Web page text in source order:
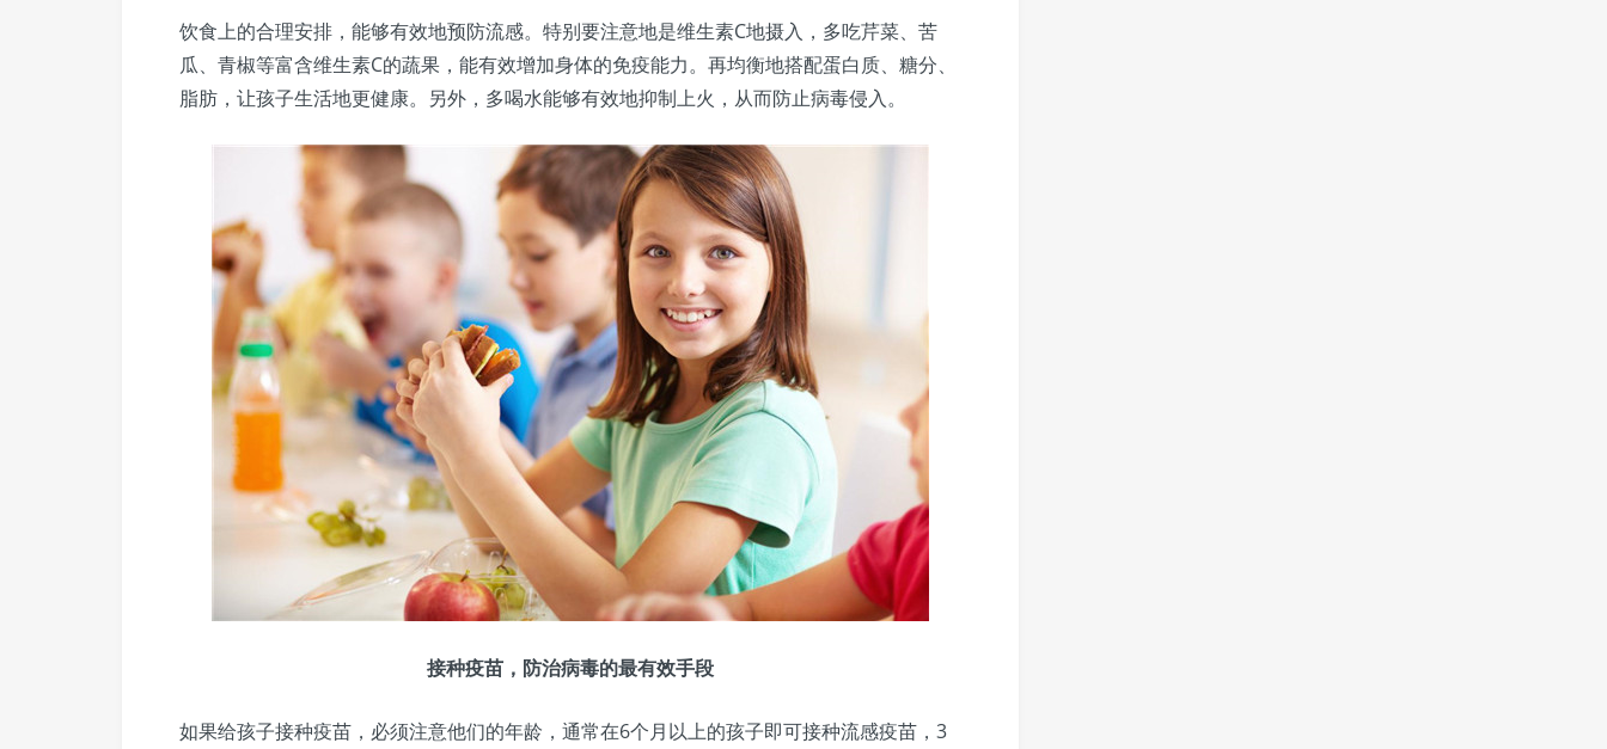
饮食上的合理安排，能够有效地预防流感。特别要注意地是维生素C地摄入，多吃芹菜、苦
瓜、青椒等富含维生素C的蔬果，能有效增加身体的免疫能力。再均衡地搭配蛋白质、糖分、
脂肪，让孩子生活地更健康。另外，多喝水能够有效地抑制上火，从而防止病毒侵入。
接种疫苗，防治病毒的最有效手段
如果给孩子接种疫苗，必须注意他们的年龄，通常在6个月以上的孩子即可接种流感疫苗，3